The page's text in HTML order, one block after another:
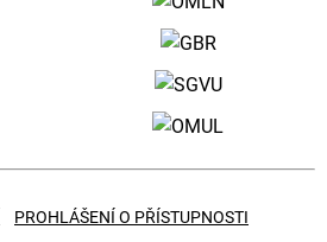
PROHLÁŠENÍ O PŘÍSTUPNOSTI